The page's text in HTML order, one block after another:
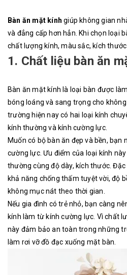
Bàn ăn mặt kínhgiúp không gian
và đẳng cấp hơn hẳn. Khi chọn loại
chất lượng kính, màu sắc, kích
1. Chất liệu bàn ăn
Bàn ăn mặt kính là loại bàn được
bóng loáng và sang trọng cho
trường hiện nay có hai loại kính
kính thường và kính cường lực.
Muốn có bộ bàn ăn đẹp và bền,
cường lực. Ưu điểm của loại kính
thường cùng độ dày, kích thước.
khả năng chống thấm tuyệt vời, độ
không mục nát theo thời gian.
Nếu gia đình có trẻ nhỏ, bạn càng
kính làm từ kính cường lực. Vì chất
này đảm bảo an toàn trong những
làm rơi vỡ đồ đạc xuống mặt bàn.